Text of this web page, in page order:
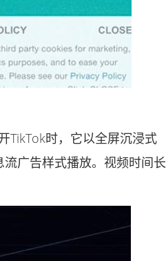
时，它以全屏沉浸式
广告样式播放。视频时间长